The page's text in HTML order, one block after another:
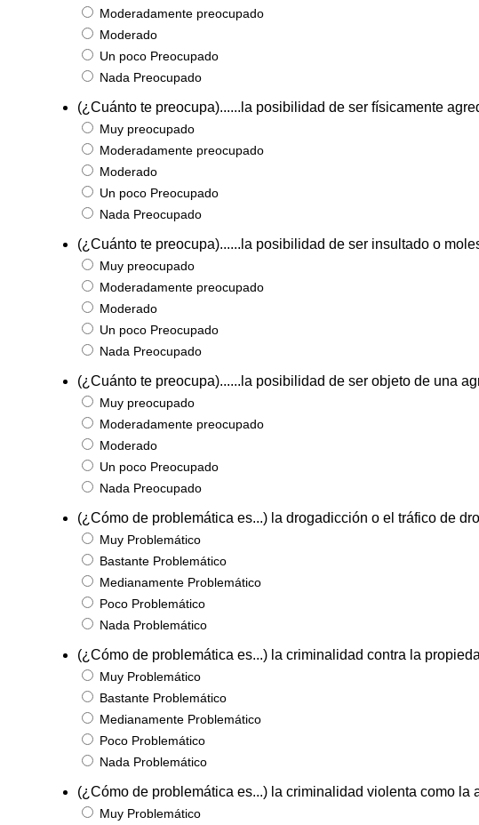
Moderadamente preocupado
Moderado
Un poco Preocupado
Nada Preocupado
(¿Cuánto te preocupa)......la posibilidad de ser físicamente
Muy preocupado
Moderadamente preocupado
Moderado
Un poco Preocupado
Nada Preocupado
(¿Cuánto te preocupa)......la posibilidad de ser insultado o
Muy preocupado
Moderadamente preocupado
Moderado
Un poco Preocupado
Nada Preocupado
(¿Cuánto te preocupa)......la posibilidad de ser objeto de una
Muy preocupado
Moderadamente preocupado
Moderado
Un poco Preocupado
Nada Preocupado
(¿Cómo de problemática es...) la drogadicción o el tráfico de
Muy Problemático
Bastante Problemático
Medianamente Problemático
Poco Problemático
Nada Problemático
(¿Cómo de problemática es...) la criminalidad contra la
Muy Problemático
Bastante Problemático
Medianamente Problemático
Poco Problemático
Nada Problemático
(¿Cómo de problemática es...) la criminalidad violenta como la
Muy Problemático